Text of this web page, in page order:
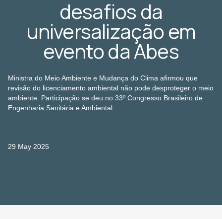
desafios da
universalização em
evento da Abes
Ministra do Meio Ambiente e Mudança do Clima afirmou que
revisão do licenciamento ambiental não pode desproteger o meio
ambiente. Participação se deu no 33º Congresso Brasileiro de
Engenharia Sanitária e Ambiental
29 May 2025